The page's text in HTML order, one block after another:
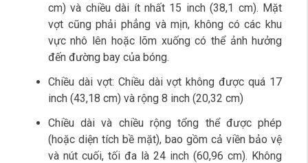
cm) và chiều dài ít nhất 15 inch (38,1 cm). Mặt
vợt cũng phải phẳng và mịn, không có các khu
vực nhô lên hoặc lõm xuống có thể ảnh hưởng
đến đường bay của bóng.
Chiều dài vợt: Chiều dài vợt không được quá 17
inch (43,18 cm) và rộng 8 inch (20,32 cm)
Chiều dài và chiều rộng tổng thể được phép
(hoặc diện tích bề mặt), bao gồm cả viền bảo vệ
và nút cuối, tối đa là 24 inch (60,96 cm). Không